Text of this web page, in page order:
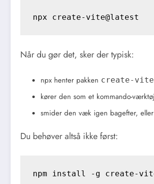
npx create-vite@latest
Når du gør det, sker der typisk:
npx henter pakken create-vite
kører den som et kommando-
smider den væk igen bagefter,
Du behøver altså ikke først:
npm install -g create-